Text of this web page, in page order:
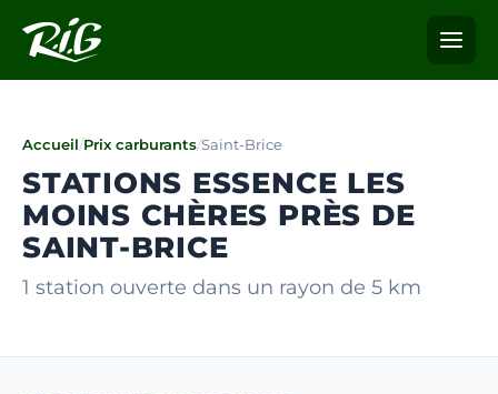
Accueil/Prix carburants/Saint-Brice
STATIONS ESSENCE LES
MOINS CHÈRES PRÈS DE
SAINT-BRICE
1 station ouverte dans un rayon de 5 km